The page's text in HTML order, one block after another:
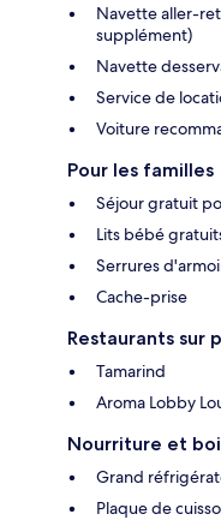
Navette aller-
supplément)
Navette
Service de
Voiture
Pour les familles
Séjour gratuit
Lits bébé
Serrures
Cache-prise
Restaurants sur
Tamarind
Aroma Lobby
Nourriture et
Grand
Plaque de